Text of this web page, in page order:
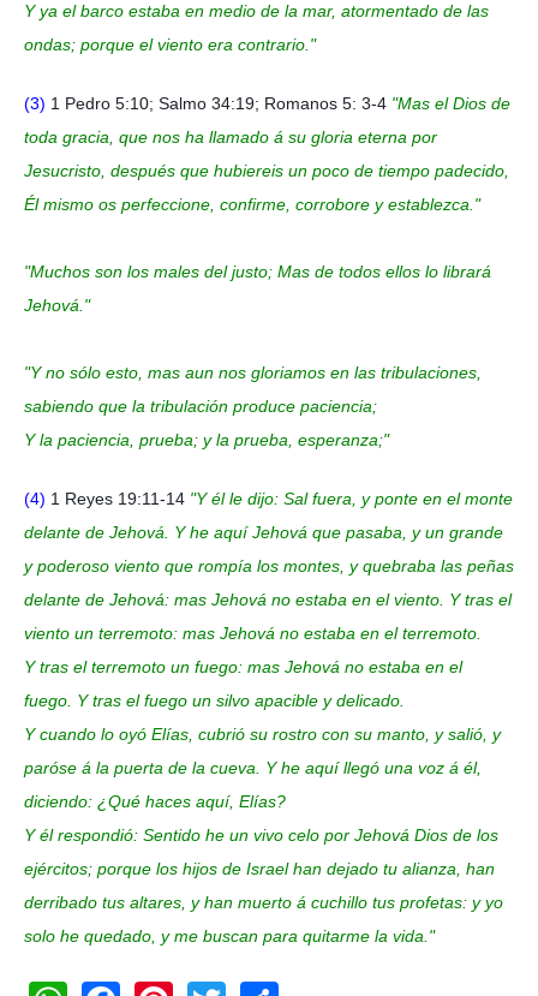
Y ya el barco estaba en medio de la mar, atormentado de las
ondas; porque el viento era contrario."
(3) 1 Pedro 5:10; Salmo 34:19; Romanos 5: 3-4 "Mas el Dios de
toda gracia, que nos ha llamado á su gloria eterna por
Jesucristo, después que hubiereis un poco de tiempo padecido,
Él mismo os perfeccione, confirme, corrobore y establezca."
"Muchos son los males del justo; Mas de todos ellos lo librará
Jehová."
"Y no sólo esto, mas aun nos gloriamos en las tribulaciones,
sabiendo que la tribulación produce paciencia;
Y la paciencia, prueba; y la prueba, esperanza;"
(4) 1 Reyes 19:11-14 "Y él le dijo: Sal fuera, y ponte en el monte
delante de Jehová. Y he aquí Jehová que pasaba, y un grande
y poderoso viento que rompía los montes, y quebraba las peñas
delante de Jehová: mas Jehová no estaba en el viento. Y tras el
viento un terremoto: mas Jehová no estaba en el terremoto.
Y tras el terremoto un fuego: mas Jehová no estaba en el
fuego. Y tras el fuego un silvo apacible y delicado.
Y cuando lo oyó Elías, cubrió su rostro con su manto, y salió, y
paróse á la puerta de la cueva. Y he aquí llegó una voz á él,
diciendo: ¿Qué haces aquí, Elías?
Y él respondió: Sentido he un vivo celo por Jehová Dios de los
ejércitos; porque los hijos de Israel han dejado tu alianza, han
derribado tus altares, y han muerto á cuchillo tus profetas: y yo
solo he quedado, y me buscan para quitarme la vida."